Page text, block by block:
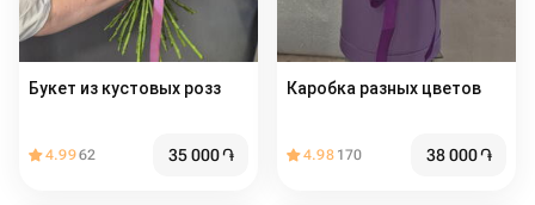
Букет из кустовых розз
4.9962 35 000֏
Каробка разных цветов
4.98 170 38 000֏